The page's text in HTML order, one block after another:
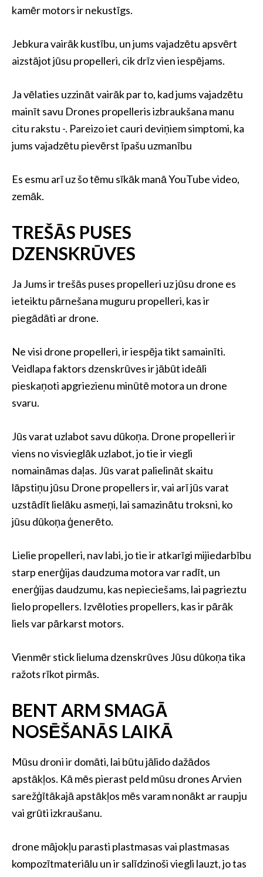
kamēr motors ir nekustīgs.
Jebkura vairāk kustību, un jums vajadzētu apsvērt
aizstājot jūsu propelleri, cik drīz vien iespējams.
Ja vēlaties uzzināt vairāk par to, kad jums vajadzētu
mainīt savu Drones propelleris izbraukšana manu
citu rakstu -. Pareizo iet cauri deviņiem simptomi, ka
jums vajadzētu pievērst īpašu uzmanību
Es esmu arī uz šo tēmu sīkāk manā YouTube video,
zemāk.
TREŠĀS PUSES
DZENSKRŪVES
Ja Jums ir trešās puses propelleri uz jūsu drone es
ieteiktu pārnešana muguru propelleri, kas ir
piegādāti ar drone.
Ne visi drone propelleri, ir iespēja tikt samainīti.
Veidlapa faktors dzenskrūves ir jābūt ideāli
pieskaņoti apgriezienu minūtē motora un drone
svaru.
Jūs varat uzlabot savu dūkoņa. Drone propelleri ir
viens no visvieglāk uzlabot, jo tie ir viegli
nomaināmas daļas. Jūs varat palielināt skaitu
lāpstiņu jūsu Drone propellers ir, vai arī jūs varat
uzstādīt lielāku asmeņi, lai samazinātu troksni, ko
jūsu dūkoņa ģenerēto.
Lielie propelleri, nav labi, jo tie ir atkarīgi mijiedarbību
starp enerģijas daudzuma motora var radīt, un
enerģijas daudzumu, kas nepieciešams, lai pagrieztu
lielo propellers. Izvēloties propellers, kas ir pārāk
liels var pārkarst motors.
Vienmēr stick lieluma dzenskrūves Jūsu dūkoņa tika
ražots rīkot pirmās.
BENT ARM SMAGĀ
NOSĒŠANĀS LAIKĀ
Mūsu droni ir domāti, lai būtu jālido dažādos
apstākļos. Kā mēs pierast peld mūsu drones Arvien
sarežģītākajā apstākļos mēs varam nonākt ar raupju
vai grūti izkraušanu.
drone mājokļu parasti plastmasas vai plastmasas
kompozītmateriālu un ir salīdzinoši viegli lauzt, jo tas